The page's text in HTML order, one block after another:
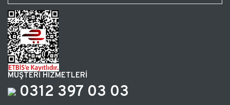
MÜŞTERİ HİZMETLERİ
0312 397 03 03